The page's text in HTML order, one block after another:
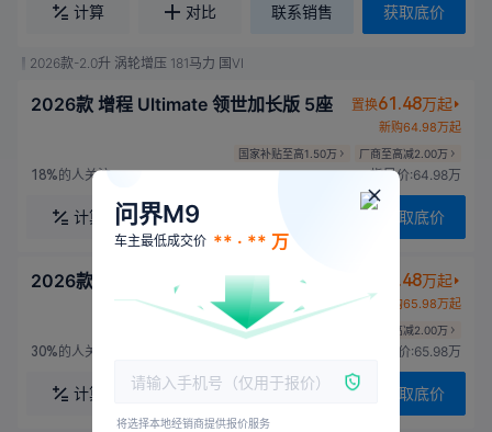
计算 对比 联系销售 获取底价
2026款-2.0升 涡轮增压 181马力 国VI
2026款 增程 Ultimate 领世加长版 5座 置换61.48万起
新购64.98万起
国家补贴至高1.50万 厂商至高减2.00万
18%的人关注 指导价:64.98万
计算 对比 获取底价
2026款 增程 Ultimate 领世加长版 6座 62.48万起
新购65.98万起
国家补贴至高1.50万 厂商至高减2.00万
30%的人关注 指导价:65.98万
计算 对比 联系销售 获取底价
问界M9
车主最低成交价 ** · ** 万
将选择本地经销商提供报价服务